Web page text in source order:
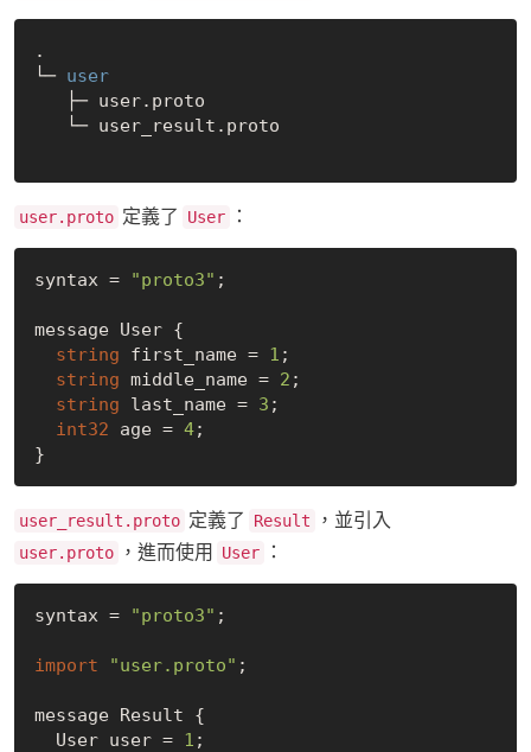
.
└─
user
user.proto 定義了 User ：
syntax = "proto3" ;
message User {
string first_name = 1 ;
string middle_name = 2 ;
string last_name = 3 ;
int32 age = 4;
user_result.proto 定義了 Result ，並引入
user.proto ，進而使用 User ：
syntax = "proto3" ;
import "user.proto" ;
message Result {
  User user =
1 ;